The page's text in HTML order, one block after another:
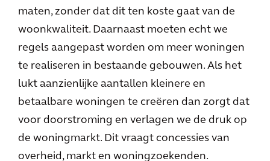
maten, zonder dat dit ten koste gaat van de
woonkwaliteit. Daarnaast moeten echt we
regels aangepast worden om meer woningen
te realiseren in bestaande gebouwen. Als het
lukt aanzienlijke aantallen kleinere en
betaalbare woningen te creëren dan zorgt dat
voor doorstroming en verlagen we de druk op
de woningmarkt. Dit vraagt concessies van
overheid, markt en woningzoekenden.